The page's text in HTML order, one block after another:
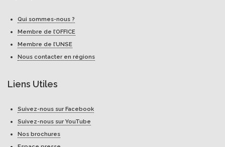
Qui sommes-nous ?
Membre de l’OFFICE
Membre de l’UNSE
Nous contacter en régions
Liens Utiles
Suivez-nous sur Facebook
Suivez-nous sur YouTube
Nos brochures